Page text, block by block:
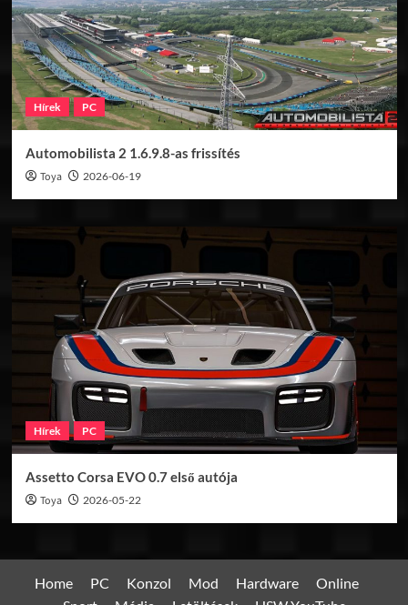
Hírek PC
Automobilista 2 1.6.9.8-as frissítés
Toya 2026-06-19
Hírek PC
Assetto Corsa EVO 0.7 első autója
Toya 2026-05-22
Home PC Konzol Mod Hardware
Online